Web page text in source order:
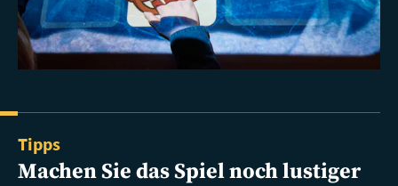
Tipps
Machen Sie das Spiel noch lustiger